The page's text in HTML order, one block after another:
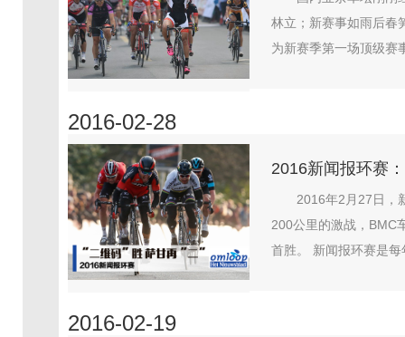
林立；新赛事如雨后春
为新赛季第一场顶级赛
2016-02-28
2016新闻报环赛
2016年2月27日，
200公里的激战，BMC
首胜。 新闻报环赛是
2016-02-19